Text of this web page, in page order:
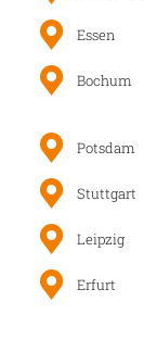
Essen
Bochum
Potsdam
Stuttgart
Leipzig
Erfurt